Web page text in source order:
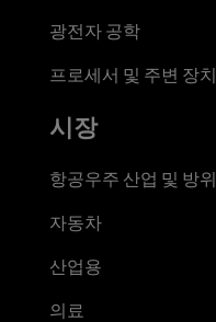
광전자 공학
프로세서 및 주변 장치
시장
항공우주 산업 및 방위
자동차
산업용
의료